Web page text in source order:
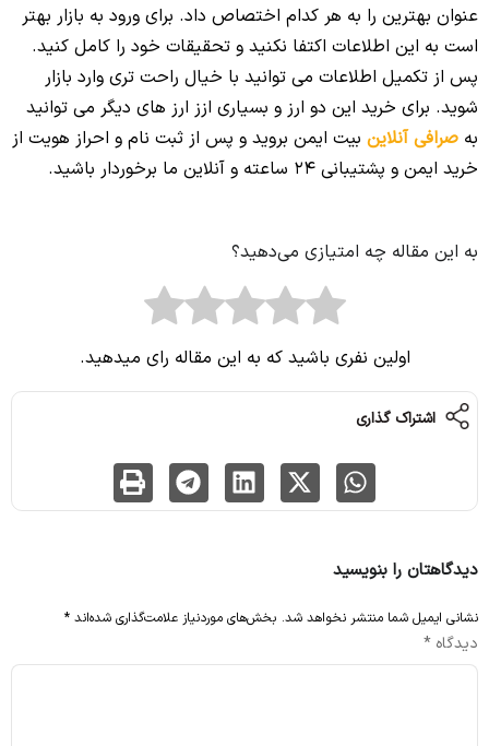
عنوان بهترین را به هر کدام اختصاص داد. برای ورود به بازار بهتر
است به این اطلاعات اکتفا نکنید و تحقیقات خود را کامل کنید.
پس از تکمیل اطلاعات می توانید با خیال راحت تری وارد بازار
شوید. برای خرید این دو ارز و بسیاری ازز ارز های دیگر می توانید
به صرافی آنلاین بیت ایمن بروید و پس از ثبت نام و احراز هویت از
خرید ایمن و پشتیبانی 24 ساعته و آنلاین ما برخوردار باشید.
به این مقاله چه امتیازی می‌دهید؟
اولین نفری باشید که به این مقاله رای میدهید.
اشتراک گذاری
دیدگاهتان را بنویسید
نشانی ایمیل شما منتشر نخواهد شد. بخش‌های موردنیاز علامت‌گذاری شده‌اند *
دیدگاه *